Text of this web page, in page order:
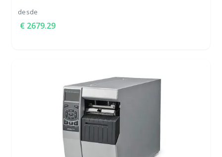
desde
2679.29